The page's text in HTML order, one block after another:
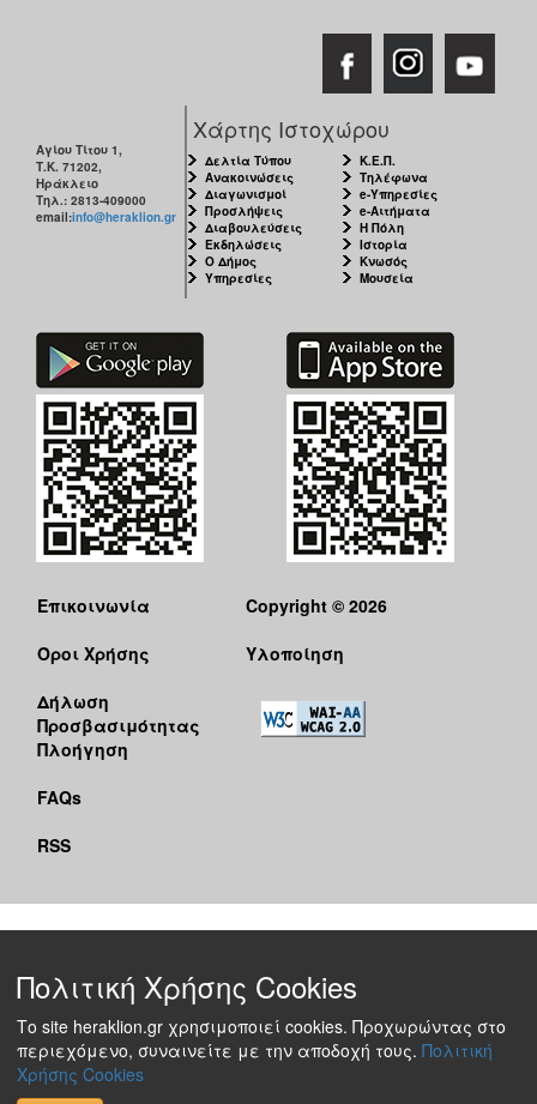
Αγίου Τίτου 1,
Τ.Κ. 71202,
Ηράκλειο
Τηλ.: 2813-409000
email:info@heraklion.gr
Χάρτης Ιστοχώρου
Δελτία Τύπου
Ανακοινώσεις
Διαγωνισμοί
Προσλήψεις
Διαβουλεύσεις
Εκδηλώσεις
Ο Δήμος
Υπηρεσίες
Κ.Ε.Π.
Τηλέφωνα
e-Υπηρεσίες
e-Αιτήματα
Η Πόλη
Ιστορία
Κνωσός
Μουσεία
Επικοινωνία
Όροι Χρήσης
Δήλωση
Προσβασιμότητας
Πλοήγηση
FAQs
RSS
Copyright © 2026
Υλοποίηση
Πολιτική Χρήσης Cookies
Το site heraklion.gr χρησιμοποιεί cookies. Προχωρώντας στο
περιεχόμενο, συναινείτε με την αποδοχή τους. Πολιτική
Χρήσης Cookies